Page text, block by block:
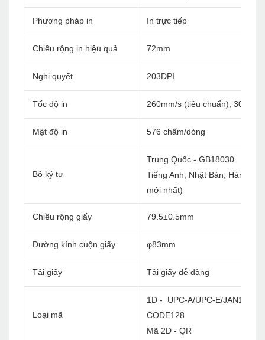
Phương pháp in In trực tiếp
Chiều rộng in hiệu quả 72mm
Nghị quyết 203DPI
Tốc độ in 260mm/s (tiêu chuẩn);
Mật độ in 576 chấm/dòng
Bộ ký tự
Trung Quốc - GB18030
Tiếng Anh, Nhật Bản, Hàn
mới nhất)
Chiều rộng giấy 79.5±0.5mm
Đường kính cuộn giấy φ83mm
Tải giấy Tải giấy dễ dàng
Loại mã
1D - UPC-A/UPC-E/
CODE128
Mã 2D - QR